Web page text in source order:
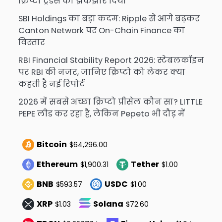
SBI Holdings का बड़ा कदम: Ripple से आगे बढ़कर
Canton Network पर On-Chain Finance का
विस्तार
RBI Financial Stability Report 2026: स्टेबलकॉइन
पर RBI की नजर, जानिए क्रिप्टो को लेकर क्या
कहती है नई रिपोर्ट
2026 में सबसे अच्छा क्रिप्टो प्रीसेल कौन सा? LITTLE
PEPE लीड कर रहा है, लेकिन Pepeto भी दौड़ में
Bitcoin $64,296.00
Ethereum $1,900.31 Tether $1.00
BNB $593.57 USDC $1.00
XRP $1.03 Solana $72.60